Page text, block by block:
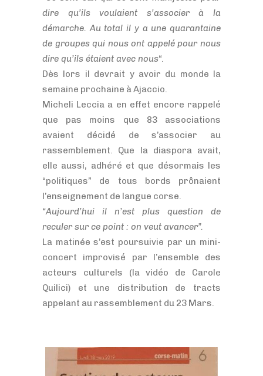
dire qu’ils voulaient s’associer à la
démarche. Au total il y a une quarantaine
de groupes qui nous ont appelé pour nous
dire qu’ils étaient avec nous“.
Dès lors il devrait y avoir du monde la
semaine prochaine à Ajaccio.
Micheli Leccia a en effet encore rappelé
que pas moins que 83 associations
avaient décidé de s’associer au
rassemblement. Que la diaspora avait,
elle aussi, adhéré et que désormais les
“politiques” de tous bords prônaient
l’enseignement de langue corse.
“Aujourd’hui il n’est plus question de
reculer sur ce point : on veut avancer”.
La matinée s’est poursuivie par un mini-
concert improvisé par l’ensemble des
acteurs culturels (la vidéo de Carole
Quilici) et une distribution de tracts
appelant au rassemblement du 23 Mars.